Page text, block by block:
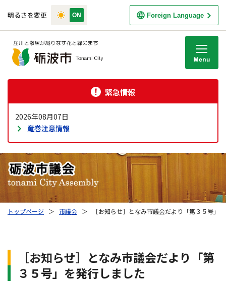
明るさを変更 Foreign Language
緊急情報
2026年08月07日
竜巻注意情報
トップページ ＞ 市議会 ＞ ［お知らせ］となみ市議会だより「第３５号」
［お知らせ］となみ市議会だより「第
３５号」を発行しました